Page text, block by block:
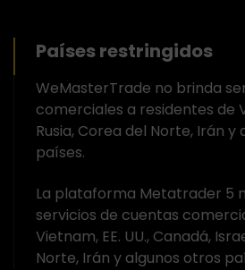
Países restringidos
WeMasterTrade no brinda
comerciales a residentes de
Rusia, Corea del Norte, Irán y
países.
La plataforma Metatrader 5
servicios de cuentas
Vietnam, EE. UU., Canadá,
Norte, Irán y algunos otros